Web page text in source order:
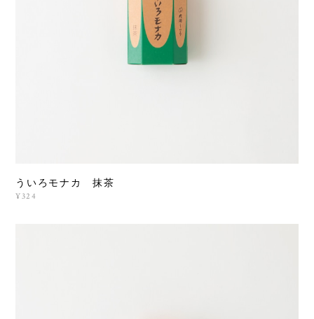
ういろモナカ 抹茶
¥324